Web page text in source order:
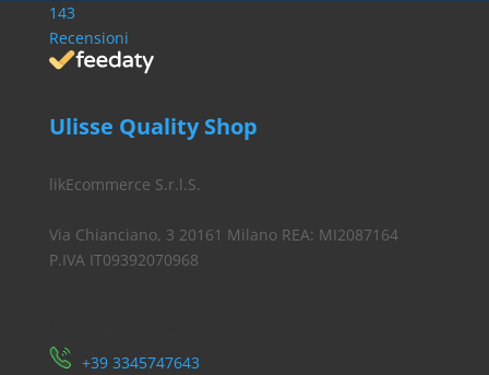
143
Recensioni
Ulisse Quality Shop
likEcommerce S.r.l.S.
Via Chianciano, 3 20161 Milano REA: MI2087164
P.IVA IT09392070968
​+39 3345747643